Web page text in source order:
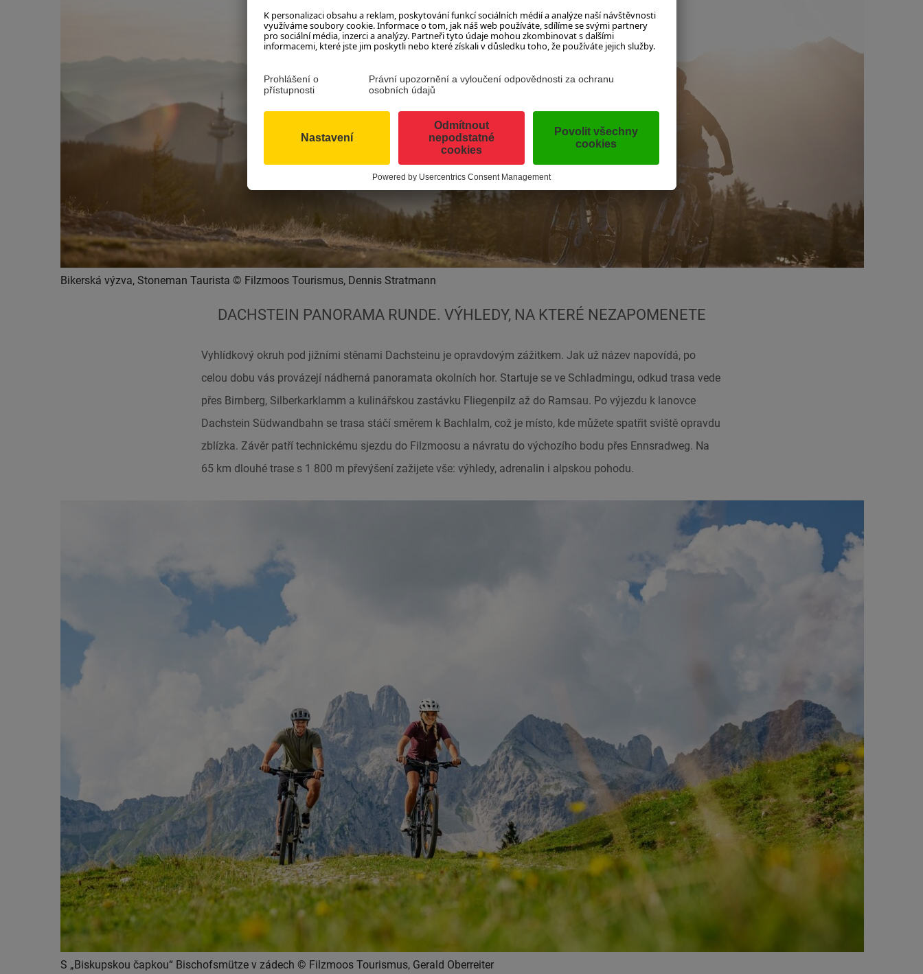
Bikerská výzva, Stoneman Taurista © Filzmoos Tourismus, Dennis Stratmann
DACHSTEIN PANORAMA RUNDE. VÝHLEDY, NA KTERÉ NEZAPOMENETE
Vyhlídkový okruh pod jižními stěnami Dachsteinu je opravdovým zážitkem. Jak už název napovídá, po
celou dobu vás provázejí nádherná panoramata okolních hor. Startuje se ve Schladmingu, odkud trasa vede
přes Birnberg, Silberkarklamm a kulinářskou zastávku Fliegenpilz až do Ramsau. Po výjezdu k lanovce
Dachstein Südwandbahn se trasa stáčí směrem k Bachlalm, což je místo, kde můžete spatřit sviště opravdu
zblízka. Závěr patří technickému sjezdu do Filzmoosu a návratu do výchozího bodu přes Ennsradweg. Na
65 km dlouhé trase s 1 800 m převýšení zažijete vše: výhledy, adrenalin i alpskou pohodu.
S „Biskupskou čapkou“ Bischofsmütze v zádech © Filzmoos Tourismus, Gerald Oberreiter